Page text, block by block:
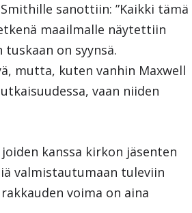
sanottiin: ”Kaikki tämä
maailmalle näytettiin
on syynsä.
mutta, kuten vanhin Maxwell
vaan niiden
kanssa kirkon jäsenten
valmistautumaan tuleviin
voima on aina